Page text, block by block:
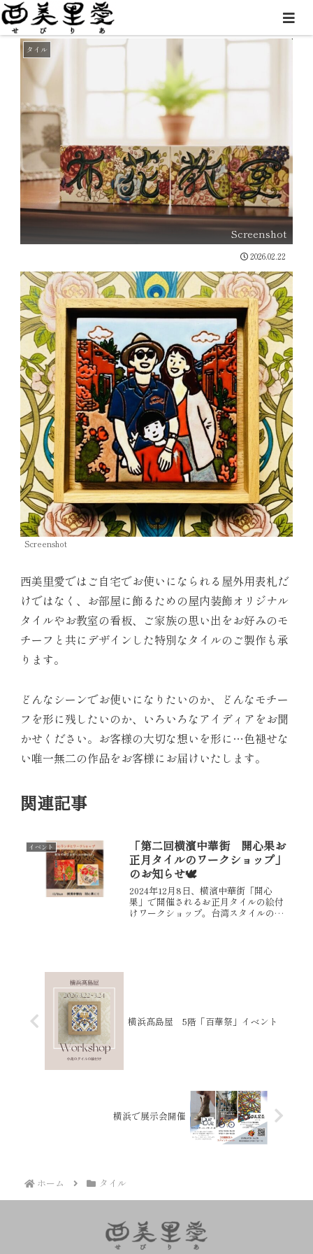
唯一無二のオリジナルタイル制作
タイル
Screenshot
2026.02.22
Screenshot
西美里愛ではご自宅でお使いになられる屋外用表札だ
けではなく、お部屋に飾るための屋内装飾オリジナル
タイルやお教室の看板、ご家族の思い出をお好みのモ
チーフと共にデザインした特別なタイルのご製作も承
ります。
どんなシーンでお使いになりたいのか、どんなモチー
フを形に残したいのか、いろいろなアイディアをお聞
かせください。お客様の大切な想いを形に…色褪せな
い唯一無二の作品をお客様にお届けいたします。
関連記事
イベント
「第二回横濱中華街 開心果お
正月タイルのワークショップ」
のお知らせ🕊️
2024年12月8日、横濱中華街「開心
果」で開催されるお正月タイルの絵付
けワークショップ。台湾スタイルのラ
横浜髙島屋 5階「百華祭」イベント
横浜で展示会開催
ホーム タイル